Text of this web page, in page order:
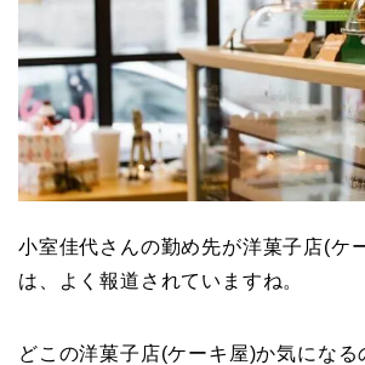
小室佳代さんの勤め先が洋菓子店(ケ
は、よく報道されていますね。
どこの洋菓子店(ケーキ屋)か気になる